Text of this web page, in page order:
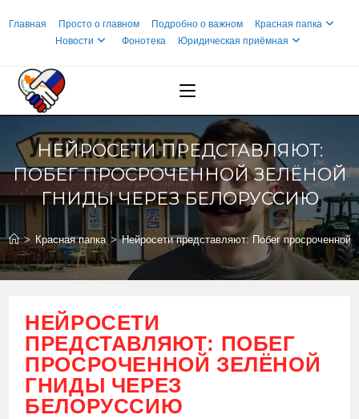
Главная Просто о главном Подробно о важном
Красная папка
Новости
Фонотека Юридическая приёмная
НЕЙРОСЕТИ ПРЕДСТАВЛЯЮТ:
ПОБЕГ ПРОСРОЧЕННОЙ ЗЕЛЁНОЙ
ГНИДЫ ЧЕРЕЗ БЕЛОРУССИЮ
> Красная папка > Нейросети представляют: Побег просроченной
НЕЙРОСЕТИ
ПРЕДСТАВЛЯЮТ: ПОБЕГ
ПРОСРОЧЕННОЙ ЗЕЛЁНОЙ
ГНИДЫ ЧЕРЕЗ
БЕЛОРУССИЮ